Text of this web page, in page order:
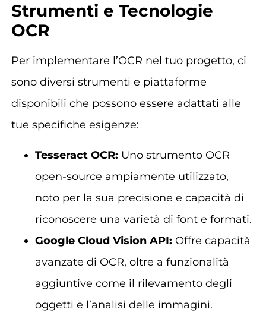
Strumenti e Tecnologie
OCR
Per implementare l’OCR nel tuo progetto, ci
sono diversi strumenti e piattaforme
disponibili che possono essere adattati alle
tue specifiche esigenze:
Tesseract OCR: Uno strumento OCR
open-source ampiamente utilizzato,
noto per la sua precisione e capacità di
riconoscere una varietà di font e formati.
Google Cloud Vision API: Offre capacità
avanzate di OCR, oltre a funzionalità
aggiuntive come il rilevamento degli
oggetti e l’analisi delle immagini.